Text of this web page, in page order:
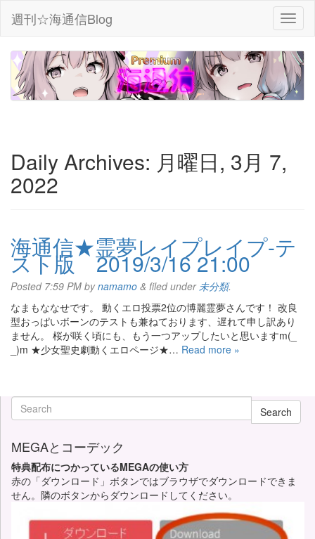
週刊☆海通信Blog
Daily Archives: 月曜日, 3月 7,
2022
海通信★霊夢レイプレイプ-テ
スト版 2019/3/16 21:00
Posted 7:59 PM bynamamo & filed under未分類.
なまもななせです。 動くエロ投票2位の博麗霊夢さんです！ 改良
型おっぱいボーンのテストも兼ねております、遅れて申し訳あり
ません。 桜が咲く頃にも、もう一つアップしたいと思いますm(_
_)m ★少女聖史劇動くエロページ★… Read more »
Search
MEGAとコーデック
特典配布につかっているMEGAの使い方
赤の「ダウンロード」ボタンではブラウザでダウンロードできま
せん。隣のボタンからダウンロードしてください。